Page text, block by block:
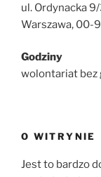
ul. Ordynacka
Warszawa, 00-
Godziny
wolontariat bez
O WITRYNIE
Jest to bardzo